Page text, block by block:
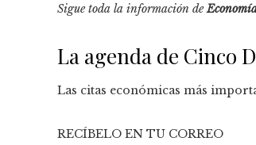
Sigue toda la información de
La agenda de Cinco
Las citas económicas más
RECÍBELO EN TU CORREO